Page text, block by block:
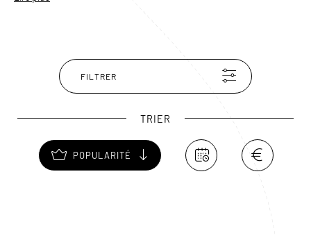
l'album Astérix en Hispanie.
FILTRER
TRIER
POPULARITÉ